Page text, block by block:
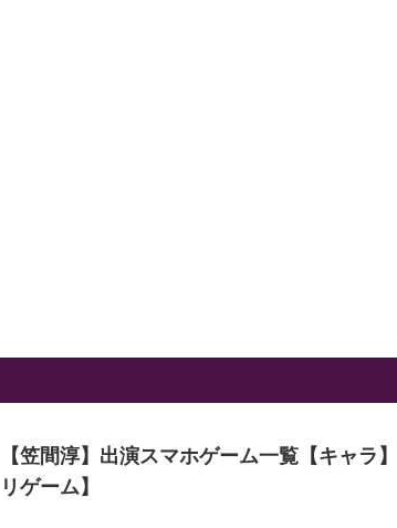
【笠間淳】出演スマホゲーム一覧【キャラ
リゲーム】